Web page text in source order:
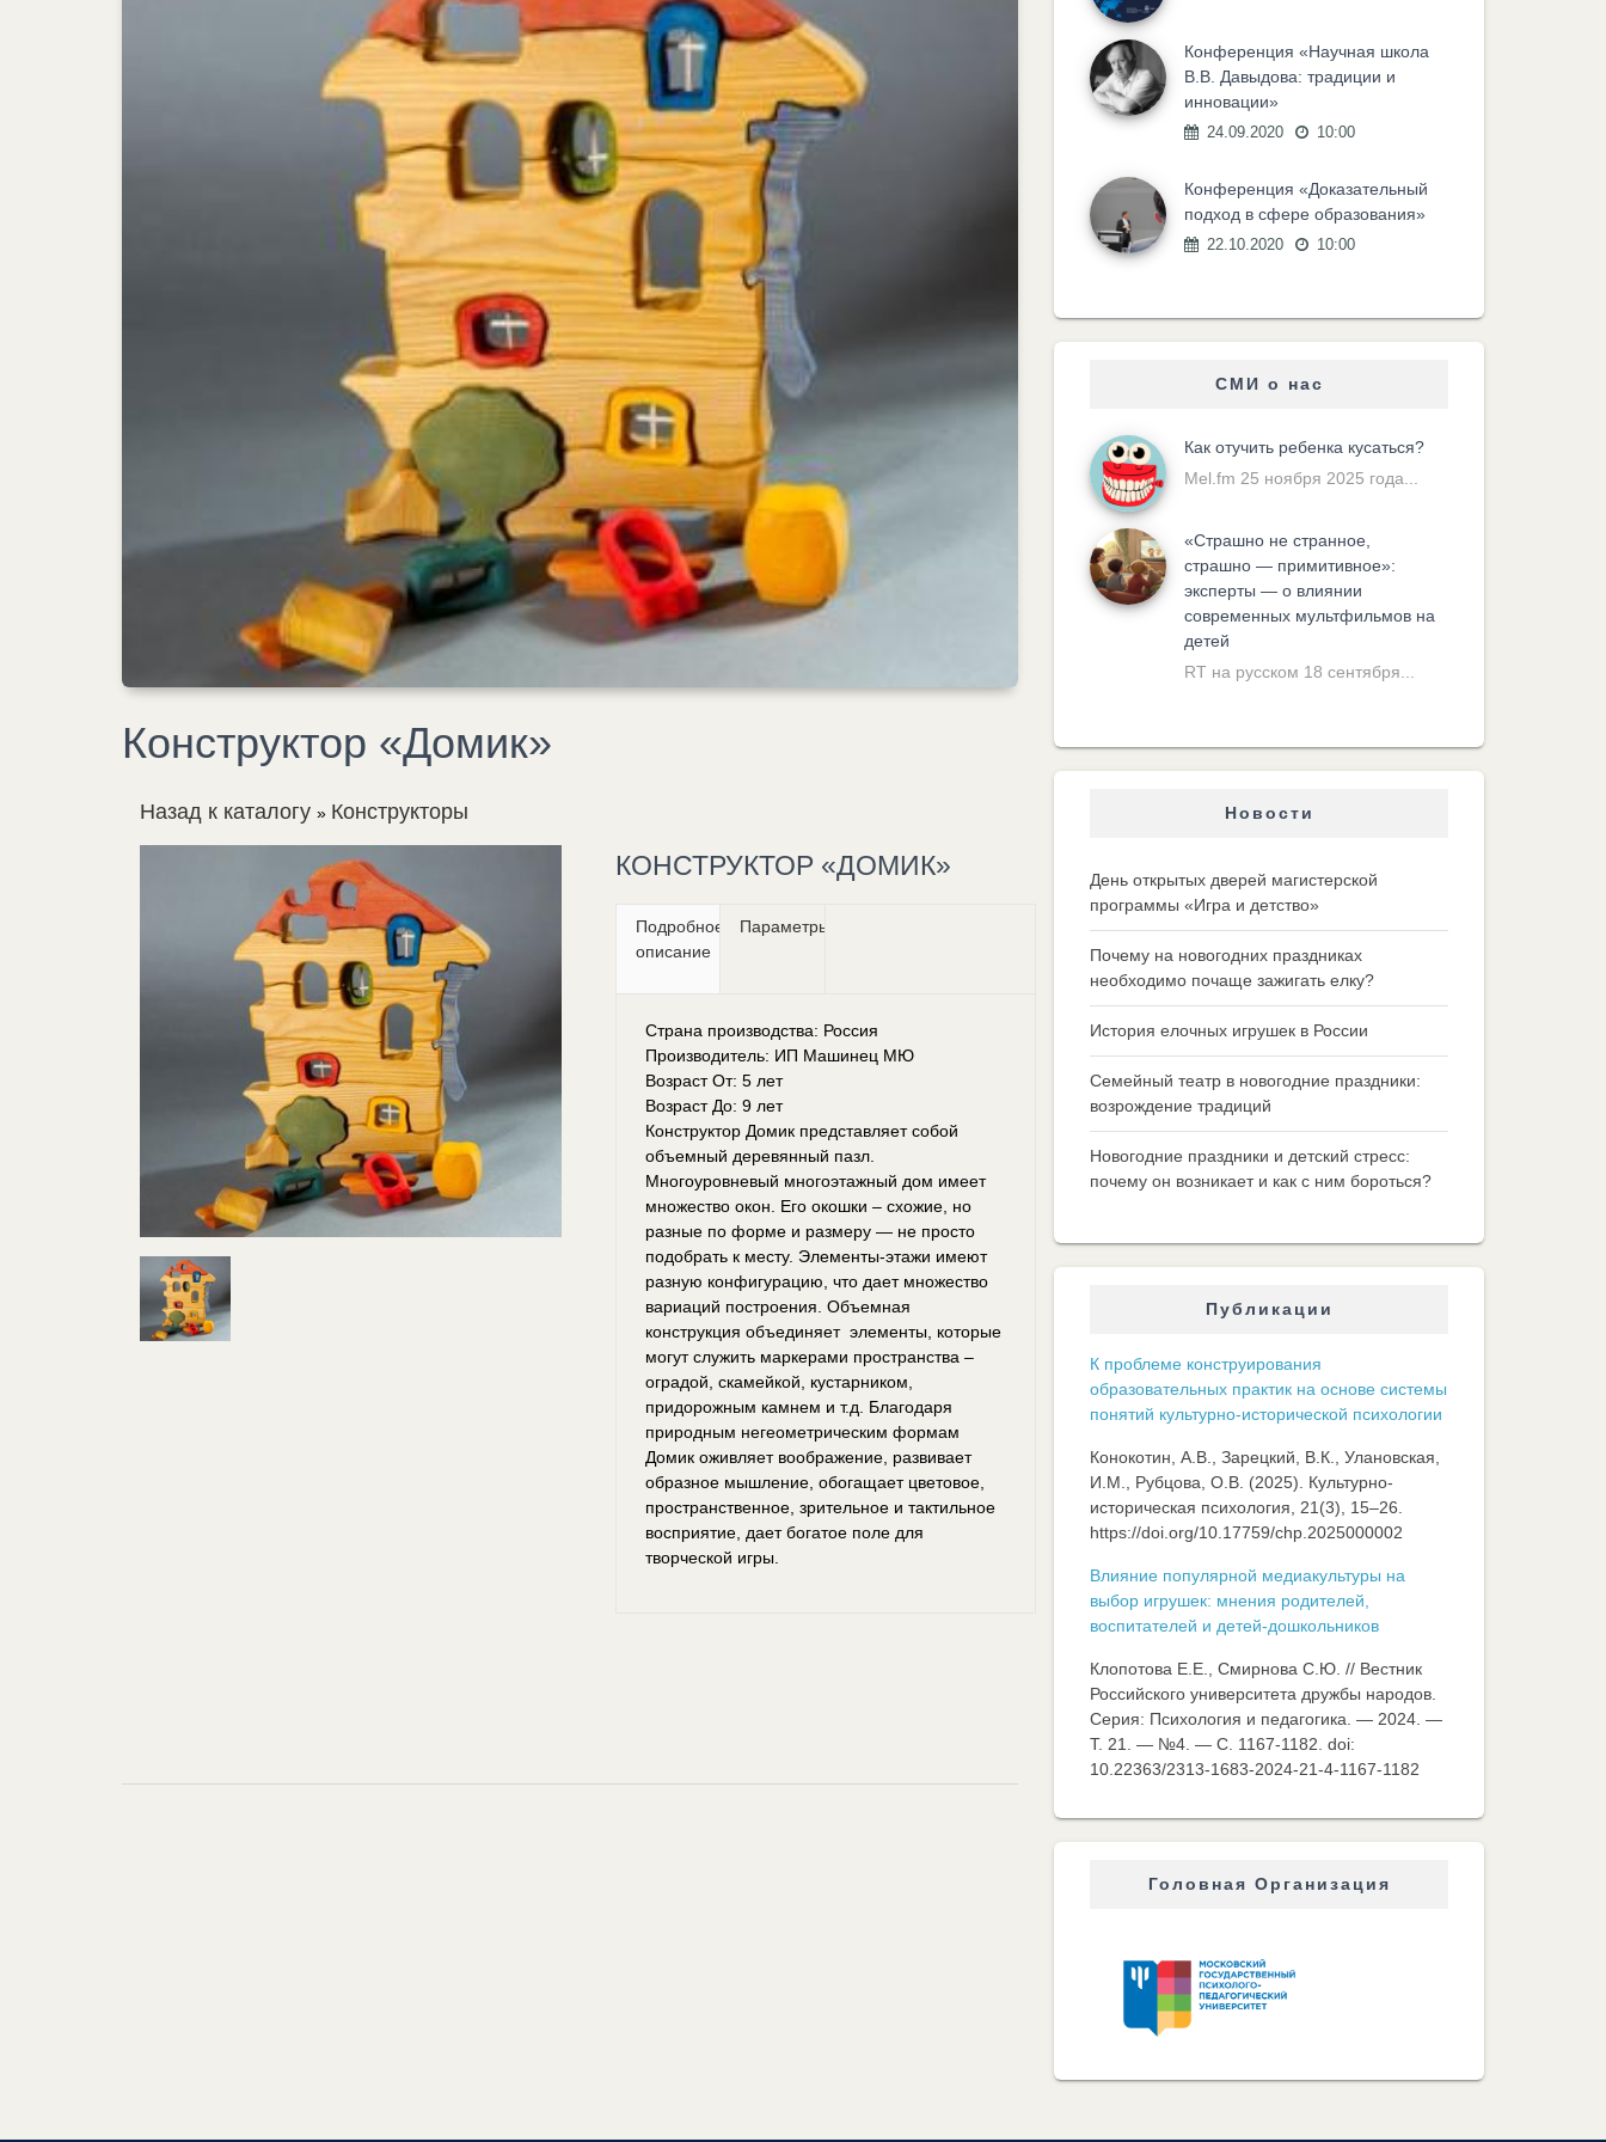
Конструктор «Домик»
Назад к каталогу Конструкторы
КОНСТРУКТОР «ДОМИК»
Подробное
описание
Параметры
Страна производства: Россия
Производитель: ИП Машинец МЮ
Возраст От: 5 лет
Возраст До: 9 лет
Конструктор Домик представляет собой
объемный деревянный пазл.
Многоуровневый многоэтажный дом имеет
множество окон. Его окошки – схожие, но
разные по форме и размеру — не просто
подобрать к месту. Элементы-этажи имеют
разную конфигурацию, что дает множество
вариаций построения. Объемная
конструкция объединяет элементы, которые
могут служить маркерами пространства –
оградой, скамейкой, кустарником,
придорожным камнем и т.д. Благодаря
природным негеометрическим формам
Домик оживляет воображение, развивает
образное мышление, обогащает цветовое,
пространственное, зрительное и тактильное
восприятие, дает богатое поле для
творческой игры.
Конференция «Научная школа
В.В. Давыдова: традиции и
инновации»
24.09.2020 10:00
Конференция «Доказательный
подход в сфере образования»
22.10.2020 10:00
СМИ о нас
Как отучить ребенка кусаться?
Mel.fm 25 ноября 2025 года...
«Cтрашно не странное,
страшно — примитивное»:
эксперты — о влиянии
современных мультфильмов на
детей
RT на русском 18 сентября...
Новости
День открытых дверей магистерской
программы «Игра и детство»
Почему на новогодних праздниках
необходимо почаще зажигать елку?
История елочных игрушек в России
Семейный театр в новогодние праздники:
возрождение традиций
Новогодние праздники и детский стресс:
почему он возникает и как с ним бороться?
Публикации
К проблеме конструирования
образовательных практик на основе системы
понятий культурно-исторической психологии
Конокотин, А.В., Зарецкий, В.К., Улановская,
И.М., Рубцова, О.В. (2025). Культурно-
историческая психология, 21(3), 15–26.
https://doi.org/10.17759/chp.2025000002
Влияние популярной медиакультуры на
выбор игрушек: мнения родителей,
воспитателей и детей-дошкольников
Клопотова Е.Е., Смирнова С.Ю. // Вестник
Российского университета дружбы народов.
Серия: Психология и педагогика. — 2024. —
Т. 21. — №4. — C. 1167-1182. doi:
10.22363/2313-1683-2024-21-4-1167-1182
Головная Организация